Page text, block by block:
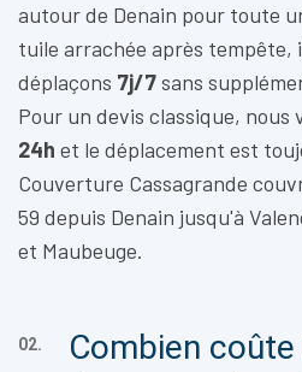
autour de Denain pour toute
tuile arrachée après
déplaçons 7j/7sans
Pour un devis classique, nous
24h et le déplacement est
Couverture Cassagrande
59 depuis Denain jusqu'à
et Maubeuge.
02.
Combien